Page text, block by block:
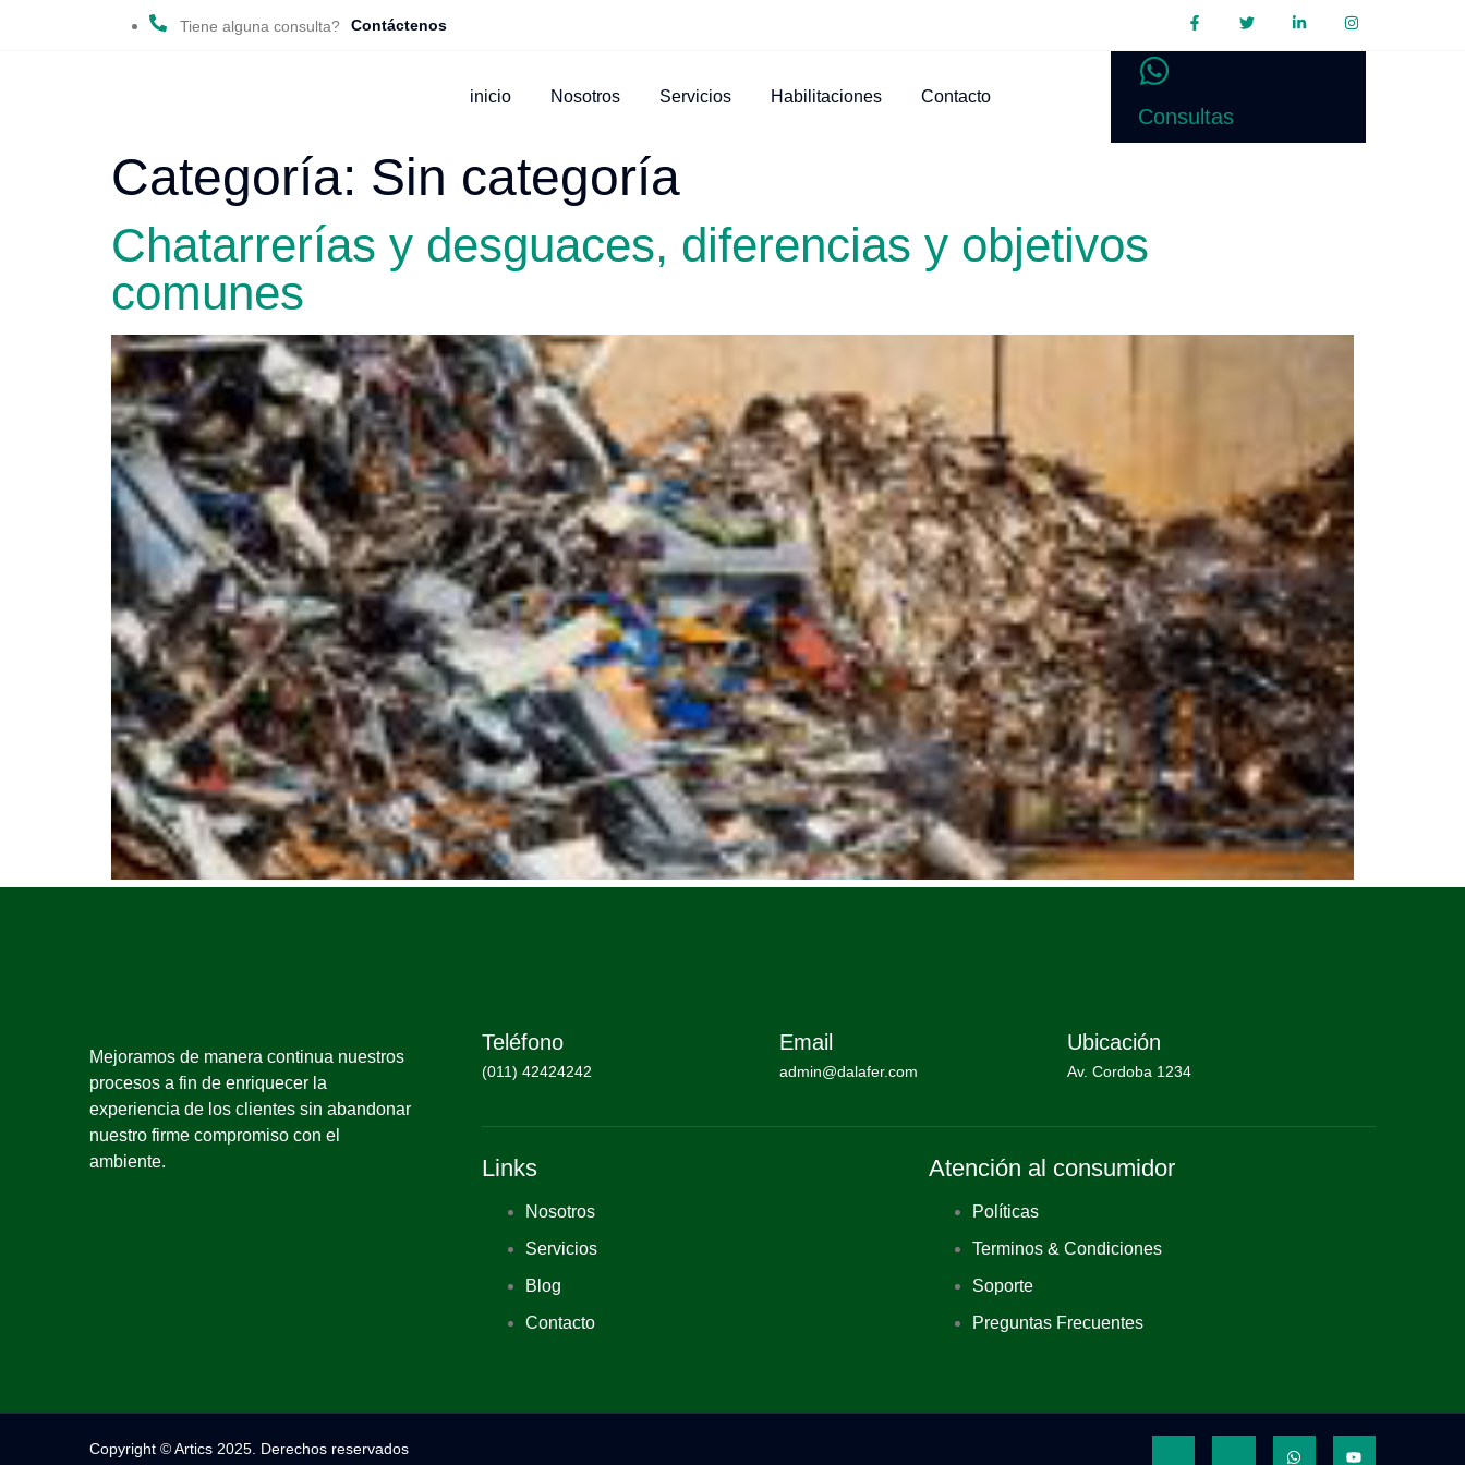
Tiene alguna consulta? Contáctenos
inicio Nosotros Servicios Habilitaciones Contacto
Consultas
Categoría: Sin categoría
Chatarrerías y desguaces, diferencias y objetivos
comunes
Mejoramos de manera continua nuestros
procesos a fin de enriquecer la
experiencia de los clientes sin abandonar
nuestro firme compromiso con el
ambiente.
Teléfono
(011) 42424242
Email
admin@dalafer.com
Ubicación
Av. Cordoba 1234
Links
Nosotros
Servicios
Blog
Contacto
Atención al consumidor
Políticas
Terminos & Condiciones
Soporte
Preguntas Frecuentes
Copyright © Artics 2025. Derechos reservados